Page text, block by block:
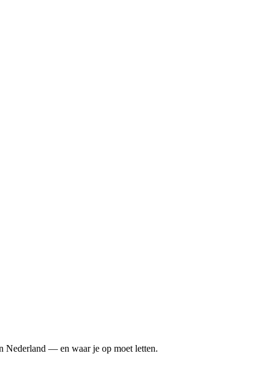
Nederland — en waar je op moet letten.